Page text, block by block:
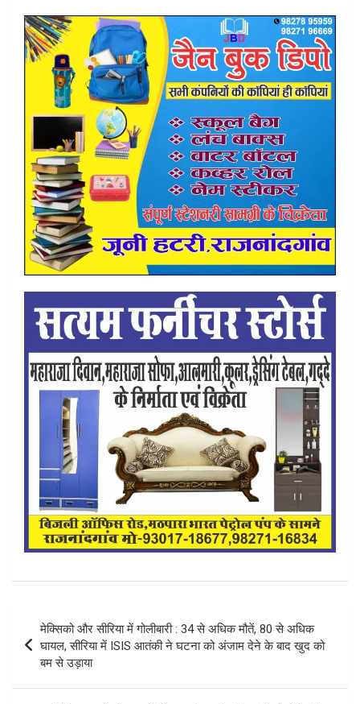
Post
navigation
मेक्सिको और सीरिया में गोलीबारी : 34 से अधिक मौतें, 80 से अधिक
घायल, सीरिया में ISIS आतंकी ने घटना को अंजाम देने के बाद खुद को
बम से उड़ाया